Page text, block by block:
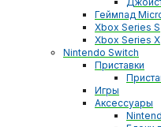
Геймпад
Xbox Series S
Xbox Series X
Nintendo Switch
Приставки
Игры
Аксессуары